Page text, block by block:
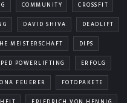
COMMUNITY CROSSFIT
DAVID SHIVA DEADLIFT
MEISTERSCHAFT DIPS
POWERLIFTING ERFOLG
FEUERER FOTOPAKETE